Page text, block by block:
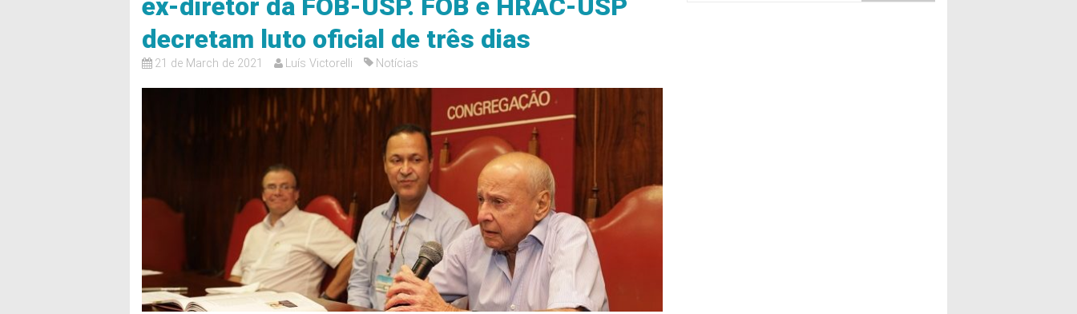
ex-diretor da FOB-USP. FOB e HRAC-USP
decretam luto oficial de três dias
21 de March de 2021 Luís Victorelli Notícias